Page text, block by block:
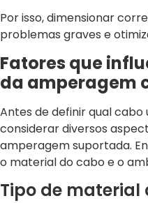
Por isso, dimensionar
problemas graves e
Fatores que
da amperagem
Antes de definir qual cabo
considerar diversos
amperagem suportada.
o material do cabo e o
Tipo de material